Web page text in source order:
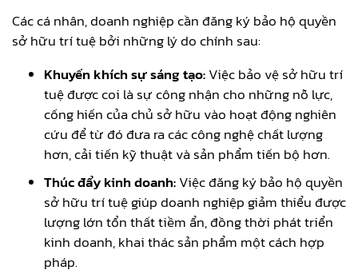
Các cá nhân, doanh nghiệp cần đăng ký bảo hộ quyền
sở hữu trí tuệ bởi những lý do chính sau:
Khuyến khích sự sáng tạo:Việc bảo vệ sở hữu trí
tuệ được coi là sự công nhận cho những nỗ lực,
cống hiến của chủ sở hữu vào hoạt động nghiên
cứu để từ đó đưa ra các công nghệ chất lượng
hơn, cải tiến kỹ thuật và sản phẩm tiến bộ hơn.
Thúc đẩy kinh doanh:Việc đăng ký bảo hộ quyền
sở hữu trí tuệ giúp doanh nghiệp giảm thiểu được
lượng lớn tổn thất tiềm ẩn, đồng thời phát triển
kinh doanh, khai thác sản phẩm một cách hợp
pháp.